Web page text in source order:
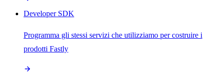
Developer SDK
Programma gli stessi servizi che utilizziamo per costruire i
prodotti Fastly